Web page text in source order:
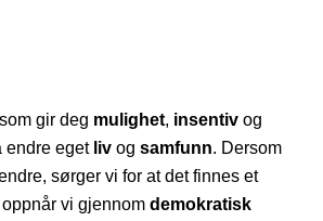
gir deg mulighet, insentiv og
endre eget liv og samfunn. Dersom
sørger vi for at det finnes et
oppnår vi gjennom demokratisk